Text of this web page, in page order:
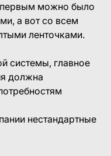
первым можно было
а вот со всем
ленточками.
системы, главное
должна
нестандартные